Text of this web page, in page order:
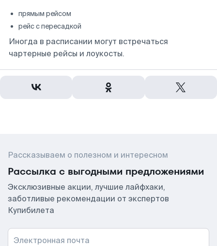
прямым рейсом
рейс с пересадкой
Иногда в расписании могут встречаться
чартерные рейсы и лоукосты.
Рассказываем о полезном и интересном
Рассылка с выгодными предложениями
Эксклюзивные акции, лучшие лайфхаки,
заботливые рекомендации от экспертов
Купибилета
Электронная почта